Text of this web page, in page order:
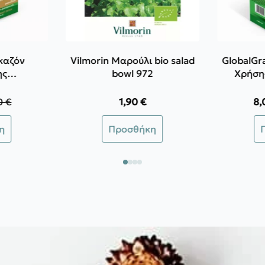
€
€.
Vilmorin Μαρούλι bio salad
bowl 972
1,90€
Προσθήκη